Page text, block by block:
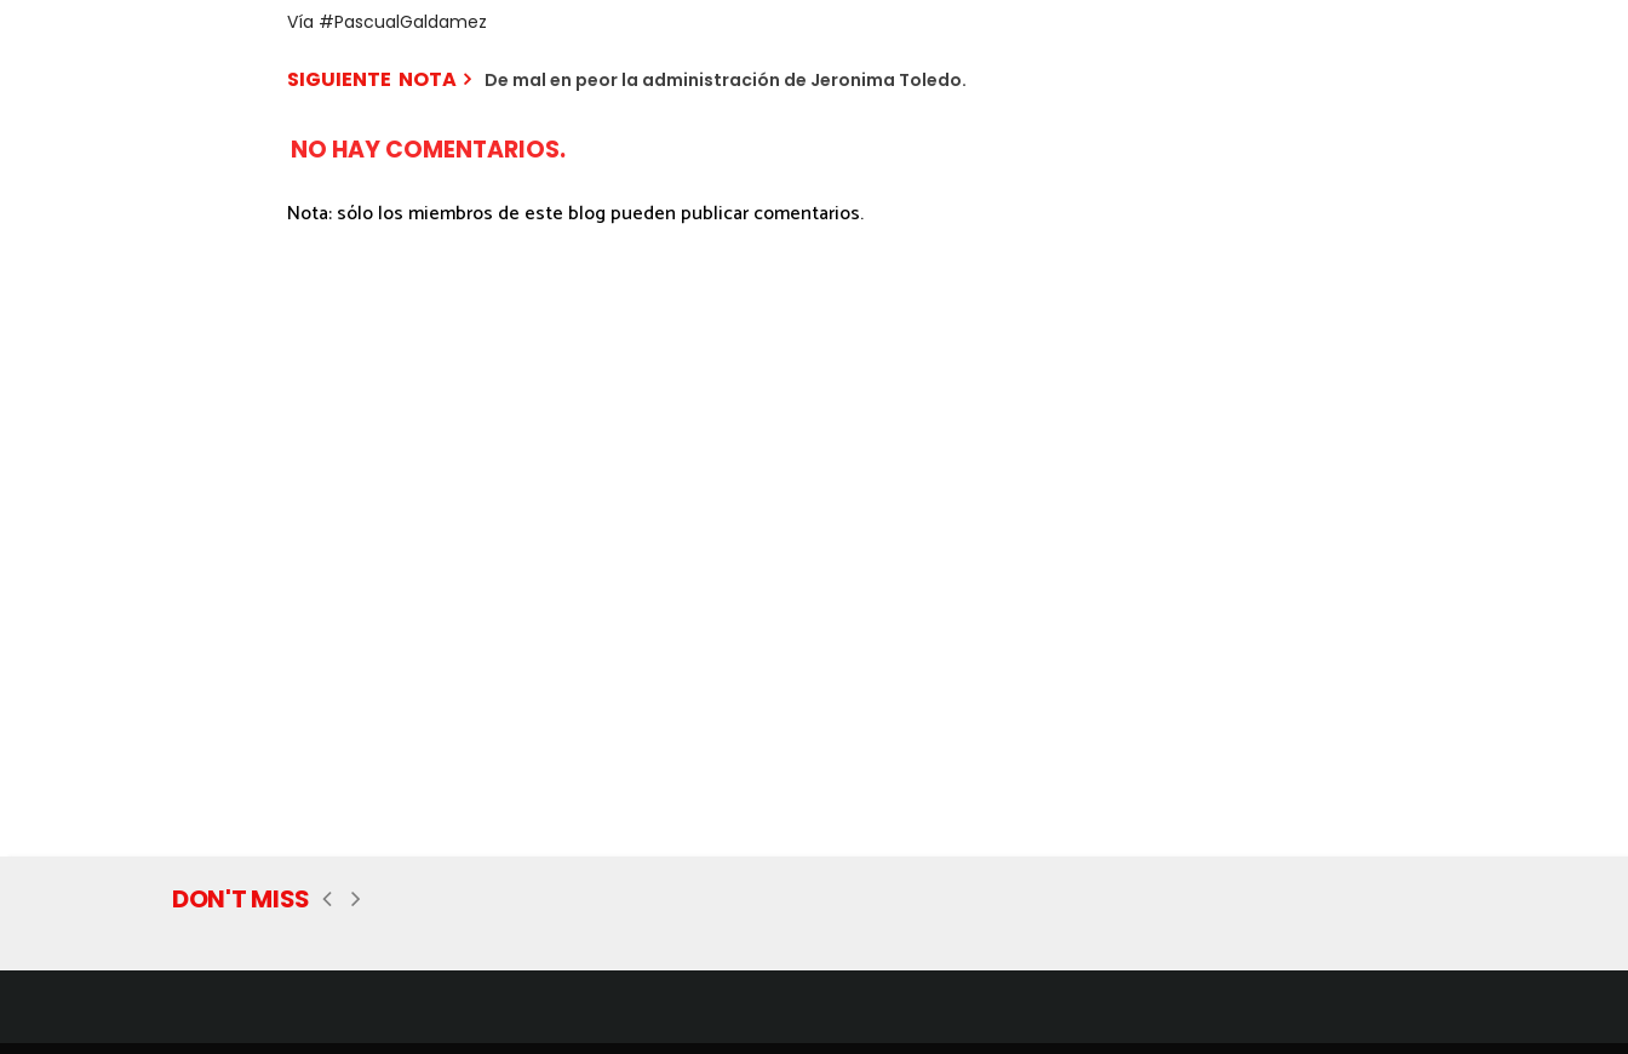
Vía #PascualGaldamez
SIGUIENTE NOTA De mal en peor la administración de Jeronima Toledo.
NO HAY COMENTARIOS.
Nota: sólo los miembros de este blog pueden publicar comentarios.
DON'T MISS